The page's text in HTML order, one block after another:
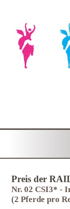
Preis der
Nr. 02 CSI3* -
(2 Pferde pro